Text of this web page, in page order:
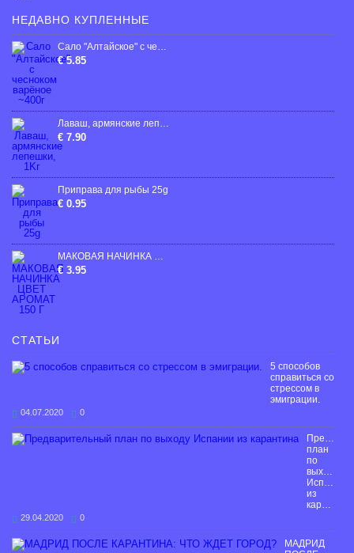
НЕДАВНО КУПЛЕННЫЕ
Сало "Алтайское" с чесноком варёное ~400г
€ 5.85
Лаваш, армянские лепешки, 1Kг
€ 7.90
Приправа для рыбы 25g
€ 0.95
МАКОВАЯ НАЧИНКА ЦВЕТ АРОМАТ 150 Г
€ 3.95
СТАТЬИ
5 способов
справиться со
стрессом в
эмиграции.
04.07.2020 0
план
по
выходу
Испании
из
карантина
29.04.2020 0
МАДРИД